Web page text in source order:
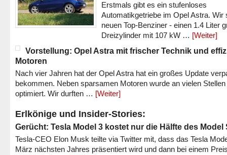
Erstmals gibt es ein stufenloses
Automatikgetriebe im Opel Astra. Wir
neuen Top-Benziner - einen 1.4 Liter
Dreizylinder mit 107 kW … [Weiter]
Vorstellung: Opel Astra mit frischer Technik und
Motoren
Nach vier Jahren hat der Opel Astra hat ein großes Update
bekommen. Neben sparsamen Motoren wurde an vielen Stellen
optimiert. Wir durften … [Weiter]
Erlkönige und Insider-Stories:
Gerücht: Tesla Model 3 kostet nur die Hälfte des Model
Tesla-CEO Elon Musk teilte via Twitter mit, dass das Tesla
März nächsten Jahres präsentiert wird und dann bei einem